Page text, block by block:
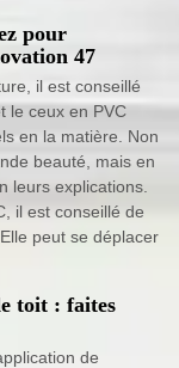
pour
47
il est conseillé
le ceux en PVC
en la matière. Non
beauté, mais en
leurs explications.
il est conseillé de
peut se déplacer
toit : faites
de